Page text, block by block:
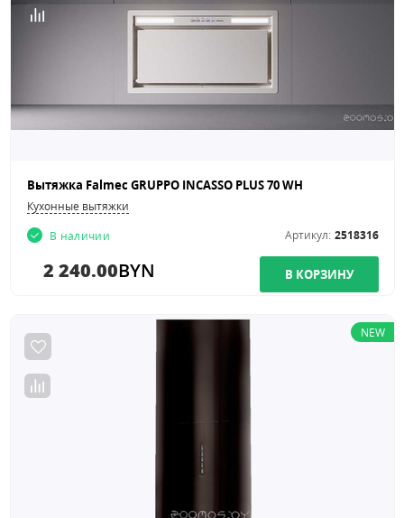
Вытяжка Falmec GRUPPO INCASSO PLUS 70 WH
Кухонные вытяжки
В наличии
Артикул: 2518316
2 240.00BYN
NEW